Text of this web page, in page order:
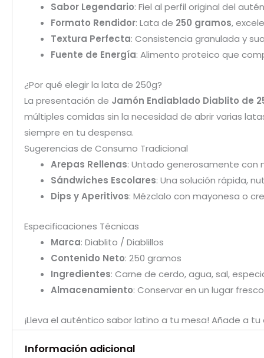
Sabor Legendario: Fiel al perfil original del
Formato Rendidor: Lata de 250 gramos,
Textura Perfecta: Consistencia granulada y
Fuente de Energía: Alimento proteico que
¿Por qué elegir la lata de 250g?
La presentación de Jamón Endiablado Diablito de
múltiples comidas sin la necesidad de abrir varias
siempre en tu despensa.
Sugerencias de Consumo Tradicional
Arepas Rellenas: Untado generosamente con
Sándwiches Escolares: Una solución rápida,
Dips y Aperitivos: Mézclalo con mayonesa o
Especificaciones Técnicas
Marca: Diablito / Diablillos
Contenido Neto: 250 gramos
Ingredientes: Carne de cerdo, agua, sal,
Almacenamiento: Conservar en un lugar
¡Lleva el auténtico sabor latino a tu mesa! Añade a tu
Información adicional